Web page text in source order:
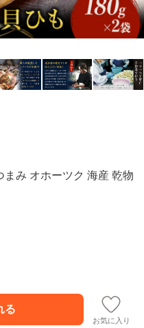
まみ オホーツク 海産 乾物
お気に入り